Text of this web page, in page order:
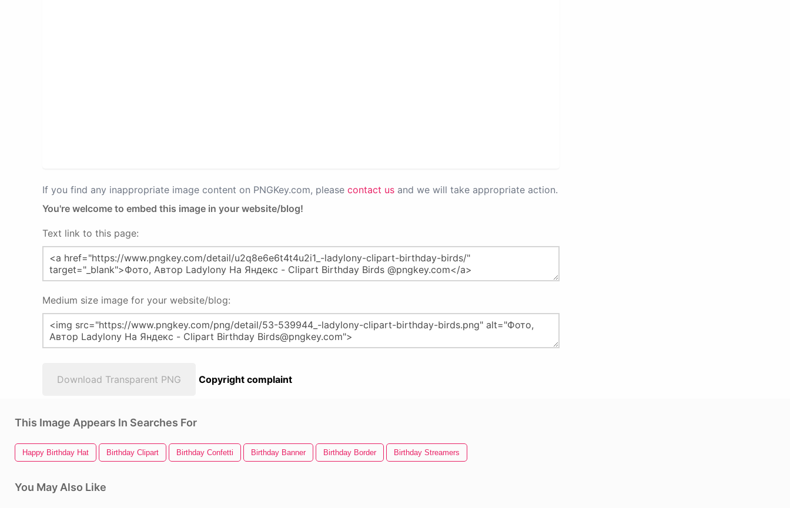
If you find any inappropriate image content on PNGKey.com, please contact us and we will take appropriate action.
You're welcome to embed this image in your website/blog!
Text link to this page:
Medium size image for your website/blog:
Download Transparent PNG Copyright complaint
This Image Appears In Searches For
Happy Birthday Hat Birthday Clipart Birthday Confetti Birthday Banner Birthday Border Birthday Streamers
You May Also Like